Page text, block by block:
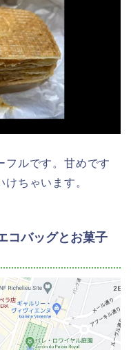
フルです。甘めです
ちゃいます。
バッグとお菓子